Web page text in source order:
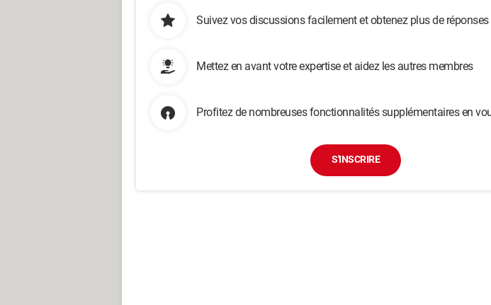
Suivez vos discussions facilement et obtenez plus de réponses
Mettez en avant votre expertise et aidez les autres membres
Profitez de nombreuses fonctionnalités supplémentaires en
S'INSCRIRE